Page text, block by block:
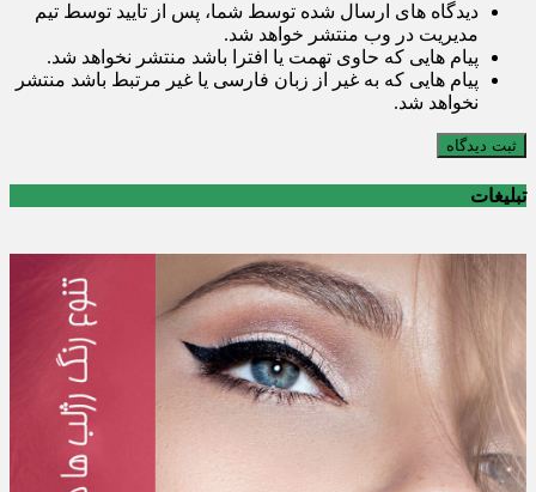
دیدگاه های ارسال شده توسط شما، پس از تایید توسط تیم
مدیریت در وب منتشر خواهد شد.
پیام هایی که حاوی تهمت یا افترا باشد منتشر نخواهد شد.
پیام هایی که به غیر از زبان فارسی یا غیر مرتبط باشد منتشر
نخواهد شد.
ثبت دیدگاه
تبلیغات